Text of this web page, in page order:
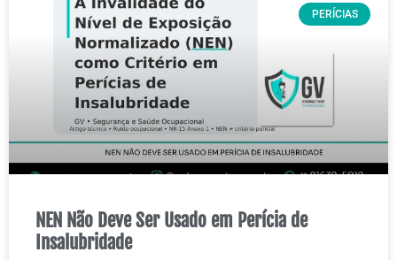
PERÍCIAS
NEN Não Deve Ser Usado em Perícia de
Insalubridade